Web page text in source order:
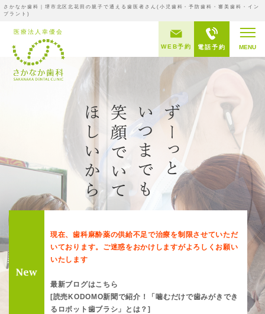
さかなか歯科｜堺市北区北花田の親子で通える歯医者さん(小児歯科・予防歯科・審美歯科・イン
プラント)
MENU
電話予約
WEB予約
現在、歯科麻酔薬の供給不足で治療を制限させていただ
いております。ご迷惑をおかけしますがよろしくお願い
いたします
最新ブログはこちら
[読売KODOMO新聞で紹介！「噛むだけで歯みがきでき
るロボット歯ブラシ」とは？]